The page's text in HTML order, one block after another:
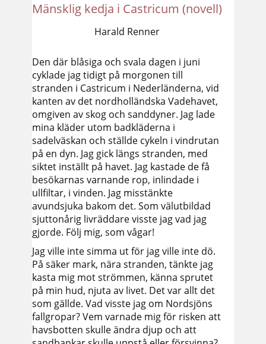
Mänsklig kedja i Castricum (novell)
Harald Renner
Den där blåsiga och svala dagen i juni
cyklade jag tidigt på morgonen till
stranden i Castricum i Nederländerna, vid
kanten av det nordholländska Vadehavet,
omgiven av skog och sanddyner. Jag lade
mina kläder utom badkläderna i
sadelväskan och ställde cykeln i vindrutan
på en dyn. Jag gick längs stranden, med
siktet inställt på havet. Jag kastade de få
besökarnas varnande rop, inlindade i
ullfiltar, i vinden. Jag misstänkte
avundsjuka bakom det. Som välutbildad
sjuttonårig livräddare visste jag vad jag
gjorde. Följ mig, som vågar!
Jag ville inte simma ut för jag ville inte dö.
På säker mark, nära stranden, tänkte jag
kasta mig mot strömmen, känna sprutet
på min hud, njuta av livet. Det var allt det
som gällde. Vad visste jag om Nordsjöns
fallgropar? Vem varnade mig för risken att
havsbotten skulle ändra djup och att